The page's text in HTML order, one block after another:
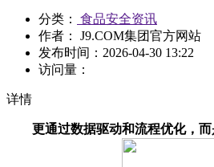
分类：
食品安全资讯
作者： J9.COM集团官方网站
发布时间： 2026-04-30 13:22
访问量：
详情
更通过数据驱动和流程优化，而